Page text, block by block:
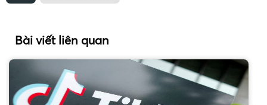
Bài viết liên quan